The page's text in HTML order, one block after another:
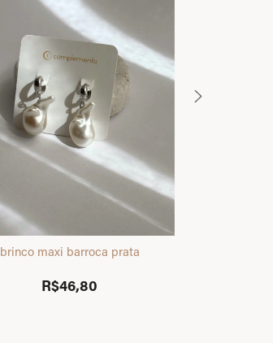
brinco maxi barroca prata
R$46,80